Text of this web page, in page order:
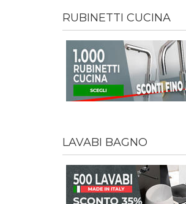
RUBINETTI CUCINA
LAVABI BAGNO